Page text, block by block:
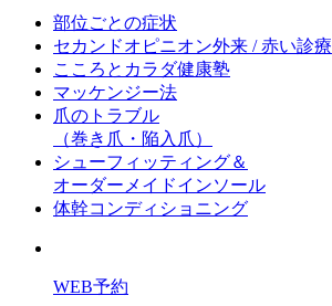
部位ごとの症状
セカンドオピニオン外来 / 赤い診療
こころとカラダ健康塾
マッケンジー法
爪のトラブル
（巻き爪・陥入爪）
シューフィッティング＆
オーダーメイドインソール
体幹コンディショニング
WEB予約